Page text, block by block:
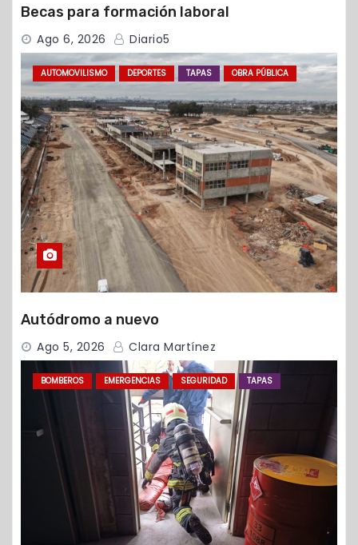
Becas para formación laboral
Ago 6, 2026 Diario5
AUTOMOVILISMO DEPORTES TAPAS OBRA PÚBLICA
Autódromo a nuevo
Ago 5, 2026 Clara Martínez
BOMBEROS EMERGENCIAS SEGURIDAD TAPAS